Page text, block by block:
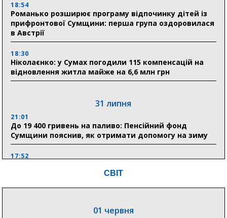
18:54
Романько розширює програму відпочинку дітей із
прифронтової Сумщини: перша група оздоровилася
в Австрії
18:30
Ніколаєнко: у Сумах погодили 115 компенсацій на
відновлення житла майже на 6,6 млн грн
31 липня
21:01
До 19 400 гривень на паливо: Пенсійний фонд
Сумщини пояснив, як отримати допомогу на зиму
17:52
Пенсійному фонді Сумщини пояснили, що робити
Артем Кобзар вручив родинам 20 полеглих Героїв
СВІТ
01 червня